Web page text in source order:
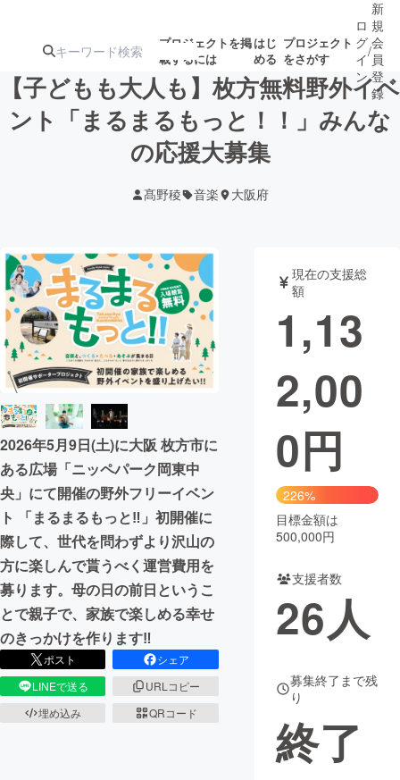
プロジェクトを掲
載するには
はじ
める
プロジェクト
をさがす
注目の新着プロ募集終了が近いプ
テクノロジー・ガジェット
映像・映画 書籍・雑誌
ビジネス・起業 チャレンジ
まちづくり・地域活性化
CAMPFIRE for Social Good
CAMPFIRE Creation
CAMPFIREふるさと納税machi-ya コミュニティ
ロ
グ
イ
ン
/
新
規
会
員
登
録
【子どもも大人も】枚方無料野外イベ
ント「まるまるもっと︎！！」みんな
の応援大募集
髙野稜 音楽 大阪府
2026年5月9日(土)に大阪 枚方市に
ある広場「ニッペパーク岡東中
央」にて開催の野外フリーイベン
ト 「まるまるもっと‼︎」初開催に
際して、世代を問わずより沢山の
方に楽しんで貰うべく運営費用を
募ります。母の日の前日というこ
とで親子で、家族で楽しめる幸せ
のきっかけを作ります‼︎
ポスト
シェア
LINEで送る
URLコピー
埋め込み
QRコード
現在の支援総
額
1,13
2,00
0円
226%
目標金額は
500,000円
支援者数
26人
募集終了まで残
り
終了